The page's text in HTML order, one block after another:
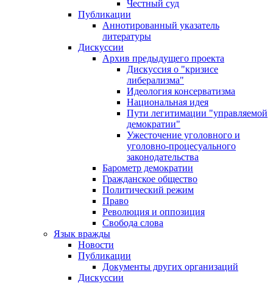
Честный суд
Публикации
Аннотированный указатель
литературы
Дискуссии
Архив предыдущего проекта
Дискуссия о "кризисе
либерализма"
Идеология консерватизма
Национальная идея
Пути легитимации "управляемой
демократии"
Ужесточение уголовного и
уголовно-процесуального
законодательства
Барометр демократии
Гражданское общество
Политический режим
Право
Революция и оппозиция
Свобода слова
Язык вражды
Новости
Публикации
Документы других организаций
Дискуссии